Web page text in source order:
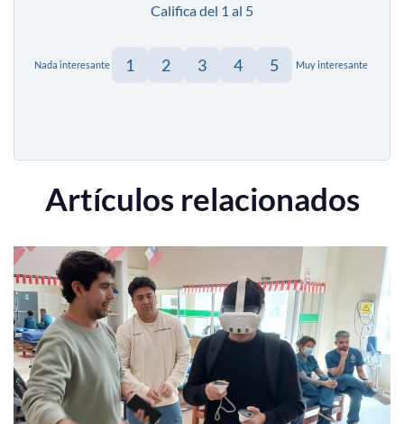
Califica del 1 al 5
Nada interesante 1 2 3 4 5 Muy interesante
Artículos relacionados